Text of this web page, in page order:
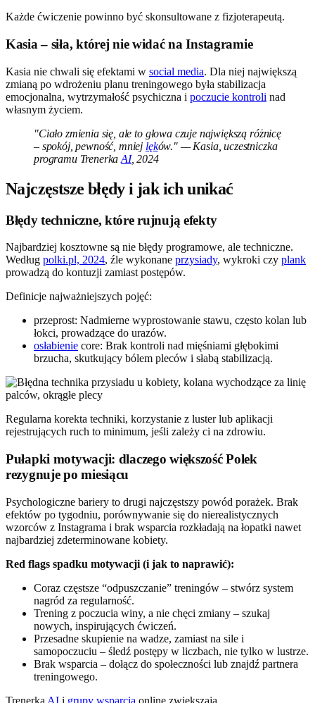
Każde ćwiczenie powinno być skonsultowane z fizjoterapeutą.
Kasia – siła, której nie widać na Instagramie
Kasia nie chwali się efektami w social media. Dla niej największą
zmianą po wdrożeniu planu treningowego była stabilizacja
emocjonalna, wytrzymałość psychiczna i poczucie kontroli nad
własnym życiem.
"Ciało zmienia się, ale to głowa czuje największą różnicę
– spokój, pewność, mniej lęków." — Kasia, uczestniczka
programu TrenerkaAI, 2024
Najczęstsze błędy i jak ich unikać
Błędy techniczne, które rujnują efekty
Najbardziej kosztowne są nie błędy programowe, ale techniczne.
Według polki.pl, 2024, źle wykonane przysiady, wykroki czy plank
prowadzą do kontuzji zamiast postępów.
Definicje najważniejszych pojęć:
przeprost: Nadmierne wyprostowanie stawu, często kolan lub
łokci, prowadzące do urazów.
osłabienie core: Brak kontroli nad mięśniami głębokimi
brzucha, skutkujący bólem pleców i słabą stabilizacją.
Regularna korekta techniki, korzystanie z luster lub aplikacji
rejestrujących ruch to minimum, jeśli zależy ci na zdrowiu.
Pułapki motywacji: dlaczego większość Polek
rezygnuje po miesiącu
Psychologiczne bariery to drugi najczęstszy powód porażek. Brak
efektów po tygodniu, porównywanie się do nierealistycznych
wzorców z Instagrama i brak wsparcia rozkładają na łopatki nawet
najbardziej zdeterminowane kobiety.
Red flags spadku motywacji (i jak to naprawić):
Coraz częstsze “odpuszczanie” treningów – stwórz system
nagród za regularność.
Trening z poczucia winy, a nie chęci zmiany – szukaj
nowych, inspirujących ćwiczeń.
Przesadne skupienie na wadze, zamiast na sile i
samopoczuciu – śledź postępy w liczbach, nie tylko w lustrze.
Brak wsparcia – dołącz do społeczności lub znajdź partnera
treningowego.
Trenerka AI i grupy wsparcia online zwiększają